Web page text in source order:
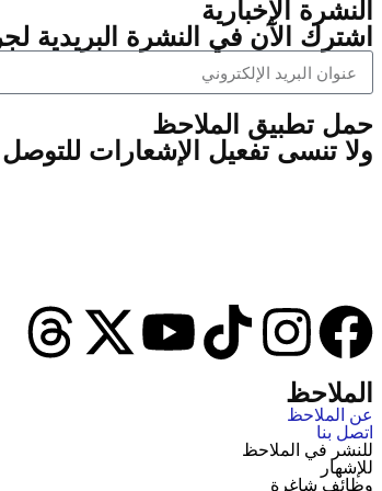
النشرة الإخبارية
اشترك الآن في النشرة البريدية
‫حمل تطبيق الملاحظ
ولا تنسى تفعيل الإشعارات
الملاحظ
عن الملاحظ
اتصل بنا
للنشر في الملاحظ
للإشهار
وظائف شاغرة